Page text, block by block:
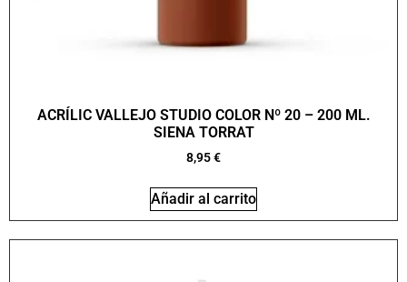
ACRÍLIC VALLEJO STUDIO COLOR Nº 20 – 200 ML.
SIENA TORRAT
8,95€
Añadir al carrito